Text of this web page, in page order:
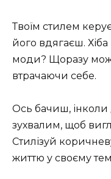
Твоїм стилем
його вдягаєш.
моди? Щоразу
втрачаючи себе.
Ось бачиш, інколи
зухвалим, щоб
Стилізуй
життю у своєму